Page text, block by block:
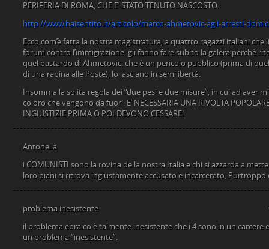
PERIFERIA DI ROMA, CHE E’ STATO TENUTO NASCOSTO.
http://www.haisentito.it/articolo/marco-ahmetovic-agli-arresti-
Ecco com’è fatta la nostra magistratura, a quattro ragazzi italiani
forum contro l’immigrazione, gli fanno fare subito la galera perchè
quel bastardo di Ahmetovic, che è un pericolo pubblico (prima di
di una rapina alle Poste), lo lasciano in semilibertà.
Insomma la solita regola dei “due pesi e due misure”, in cui ad aver
coloro che vengono da fuori. E’ NECESSARIA UNA RIVOLTA
INGIUSTIZIE PRIMA O POI DEVONO CESSARE!
Antonella
i COMUNISTI sono la rovina della nostra Italia e chi si azzarda a
loro piani si ritrova ingiustamente accusato e incarcerato, Purtroppo
problema inesistente
il problema ebraico è talmente inesistente che i 4 sono in un carcere
un problema “inesistente”.